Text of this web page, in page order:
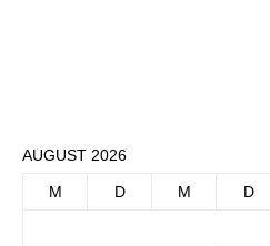
AUGUST 2026
M D M D